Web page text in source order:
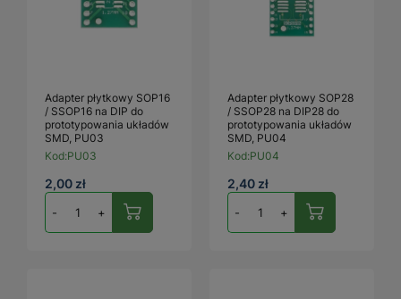
Adapter płytkowy SOP16
/ SSOP16 na DIP do
prototypowania układów
SMD, PU03
Kod:PU03
2,00 zł
- +
Adapter płytkowy SOP28
/ SSOP28 na DIP28 do
prototypowania układów
SMD, PU04
Kod:PU04
2,40 zł
- +